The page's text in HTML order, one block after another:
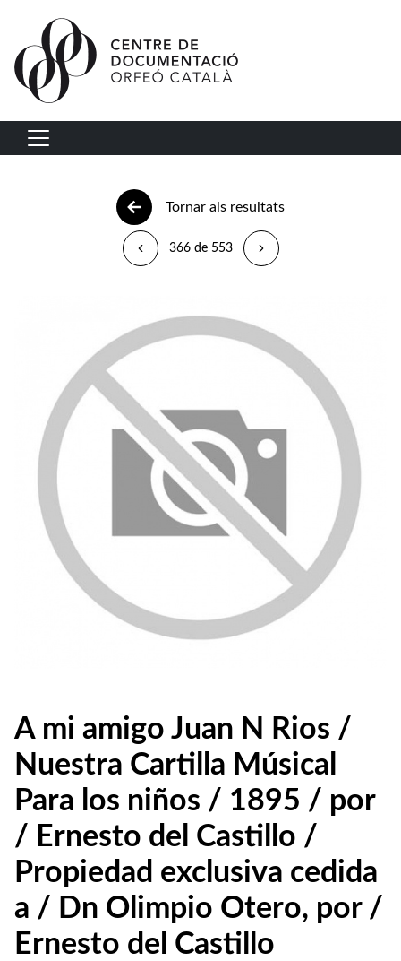
Vés al contingut
Navegació principal
Tornar als resultats
366 de 553
A mi amigo Juan N Rios /
Nuestra Cartilla Músical
Para los niños / 1895 / por
/ Ernesto del Castillo /
Propiedad exclusiva cedida
a / Dn Olimpio Otero, por /
Ernesto del Castillo